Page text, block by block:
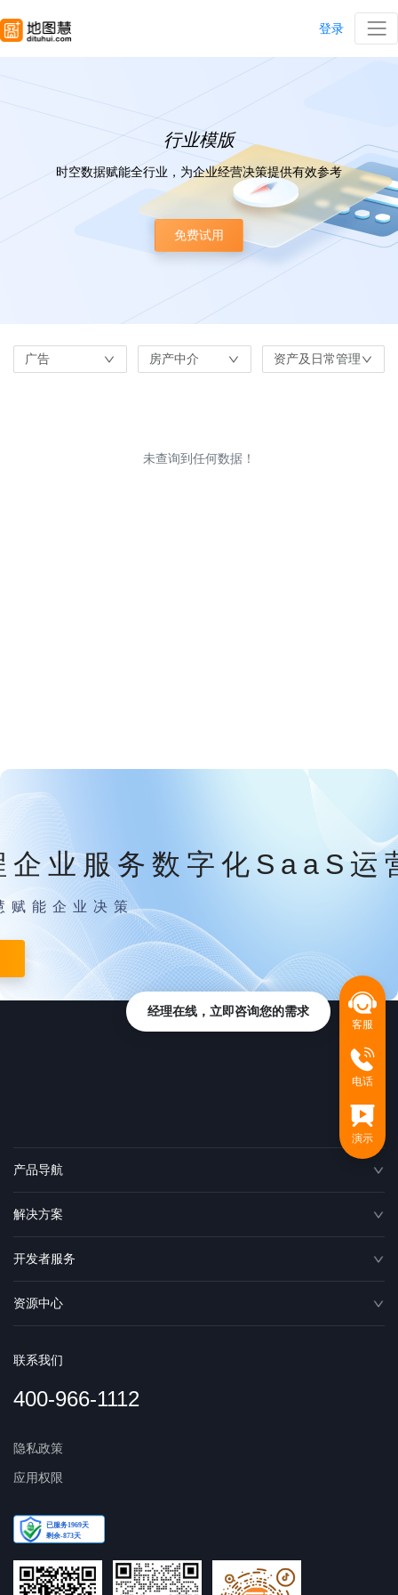
登录
行业模版
时空数据赋能全行业，为企业经营决策提供有效参考
免费试用
广告 房产中介 资产及日常管理
未查询到任何数据！
企业服务数字化SaaS运
赋能企业决策
产品导航
解决方案
开发者服务
资源中心
联系我们
400-966-1112
隐私政策
应用权限
客服
电话
演示
经理在线，立即咨询您的需求